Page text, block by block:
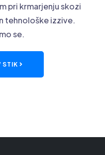
pri krmarjenju skozi
tehnološke izzive.
se.
STIK